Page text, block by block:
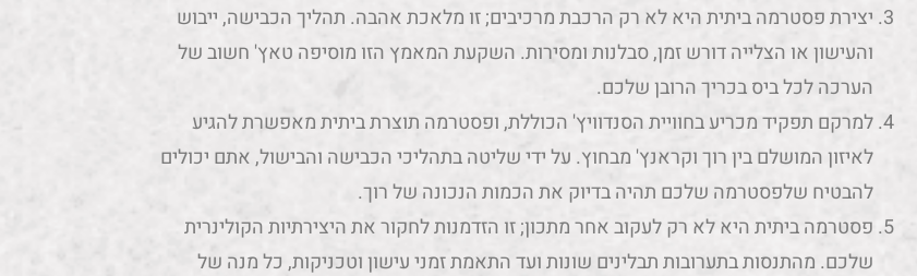
יצירת פסטרמה ביתית היא לא רק הרכבת מרכיבים; זו מלאכת אהבה. תהליך הכבישה, ייבוש
והעישון או הצלייה דורש זמן, סבלנות ומסירות. השקעת המאמץ הזו מוסיפה טאץ' חשוב של
הערכה לכל ביס בכריך הרובן שלכם.
למרקם תפקיד מכריע בחוויית הסנדוויץ' הכוללת, ופסטרמה תוצרת ביתית מאפשרת להגיע
לאיזון המושלם בין רוך וקראנץ' מבחוץ. על ידי שליטה בתהליכי הכבישה והבישול, אתם יכולים
להבטיח שלפסטרמה שלכם תהיה בדיוק את הכמות הנכונה של רוך.
פסטרמה ביתית היא לא רק לעקוב אחר מתכון; זו הזדמנות לחקור את היצירתיות הקולינרית
שלכם. מהתנסות בתערובות תבלינים שונות ועד התאמת זמני עישון וטכניקות, כל מנה של